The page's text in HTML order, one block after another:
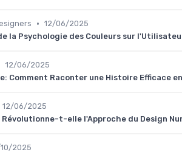
• 12/06/2025
la Psychologie des Couleurs sur
12/06/2025
Comment Raconter une Histoire Efficace
12/06/2025
t-elle l'Approche du Design
2025